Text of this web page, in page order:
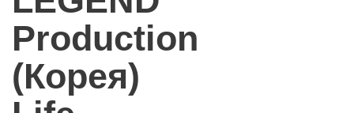
Production
(Корея)